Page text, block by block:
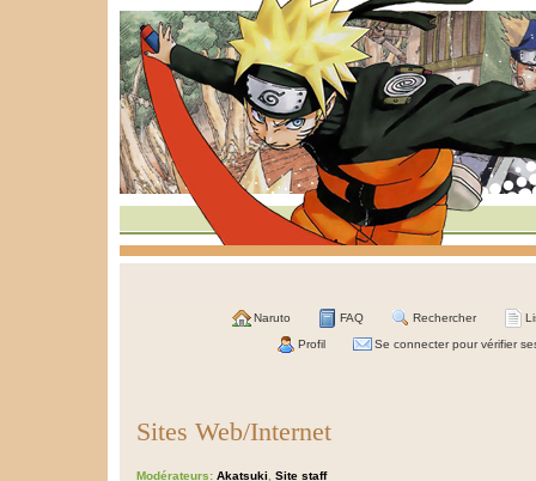
Naruto FAQ Rechercher
Profil Se connecter pour vérifier
Sites Web/Internet
Modérateurs: Akatsuki
Site staff